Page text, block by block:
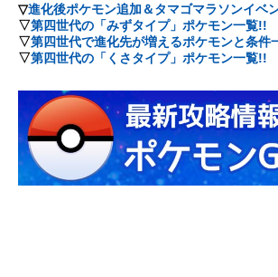
▽進化後ポケモン追加＆タマゴマラソンイベ
▽第四世代の「みずタイプ」ポケモン一覧!!
▽第四世代で進化先が増えるポケモンと条件
▽第四世代の「くさタイプ」ポケモン一覧!!